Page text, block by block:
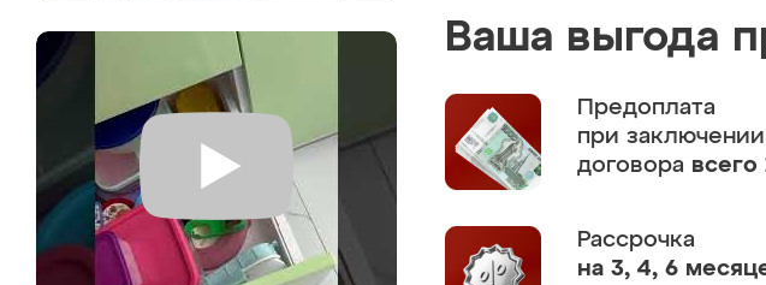
Ваша выгода
Предоплата
при заключении
договора всего
Рассрочка
на 3, 4, 6